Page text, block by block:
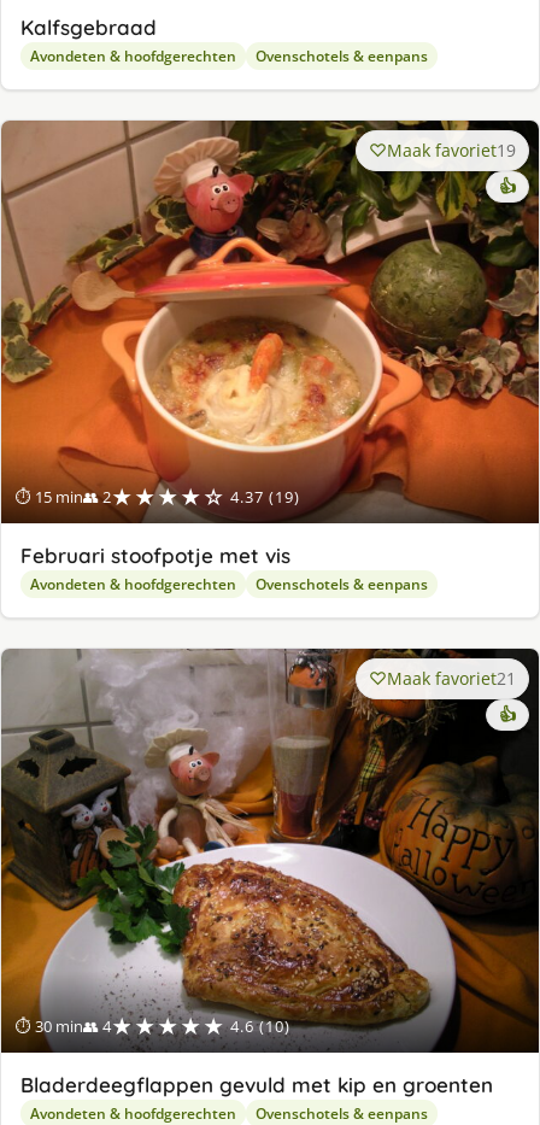
Kalfsgebraad
Avondeten & hoofdgerechten Ovenschotels & eenpans
⏱ 15 min👥 2★★★★☆ 4.37 (19)
Maak favoriet19
👍
Februari stoofpotje met vis
Avondeten & hoofdgerechten Ovenschotels & eenpans
⏱ 30 min👥 4★★★★★ 4.6 (10)
Maak favoriet21
👍
Bladerdeegflappen gevuld met kip en groenten
Avondeten & hoofdgerechten Ovenschotels & eenpans